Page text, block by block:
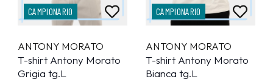
CAMPIONARIO
ANTONY MORATO
T-shirt Antony Morato
Grigia tg.L
CAMPIONARIO
ANTONY MORATO
T-shirt Antony Morato
Bianca tg.L